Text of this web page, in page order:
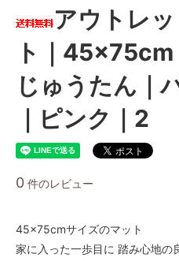
アウトレ
ト｜45×75cm
じゅうたん｜
｜ピンク｜2
0 件のレビュー
45×75cmサイズのマット
家に入った一歩目に 踏み心地の